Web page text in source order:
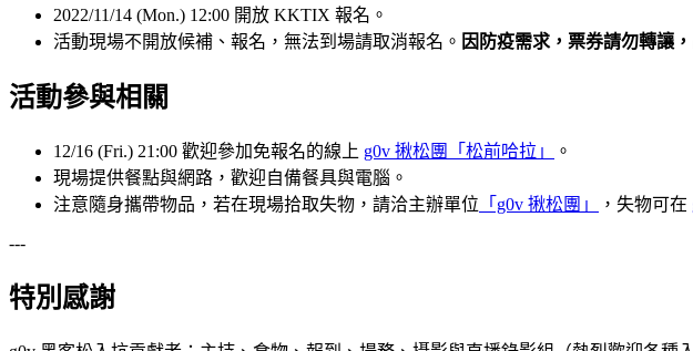
2022/11/14 (Mon.) 12:00 開放 KKTIX 報名。
活動現場不開放候補、報名，無法到場請取消報名。 因防疫需求，票券請勿轉讓
活動參與相關
12/16 (Fri.) 21:00 歡迎參加免報名的線上 g0v 揪松團「松前哈拉」
。
現場提供餐點與網路，歡迎自備餐具與電腦。
注意隨身攜帶物品，若在現場拾取失物，請洽主辦單位 「g0v 揪松團」 ，失物可在
---
特別感謝